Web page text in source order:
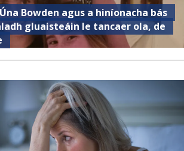
Bowden agus a hiníonacha bás
gluaisteáin le tancaer ola, de